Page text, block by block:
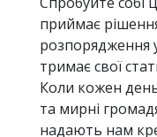
приймає
розпорядження
тримає свої
Коли кожен день
та мирні
надають нам